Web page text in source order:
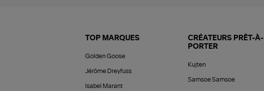
TOP MARQUES
Golden Goose
Jérôme Dreyfuss
Isabel Marant
CRÉATEURS PRÊT-À-
PORTER
Kujten
Samsoe Samsoe